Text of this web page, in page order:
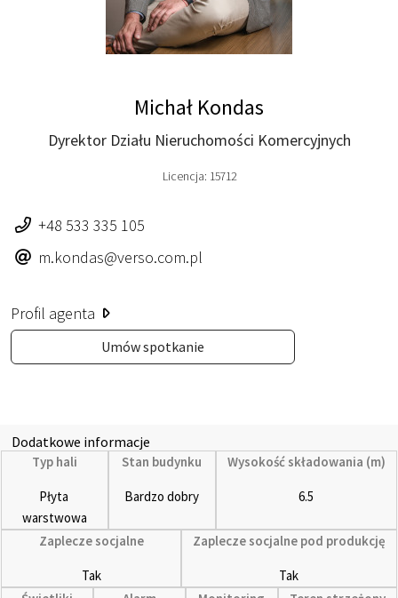
Michał Kondas
Dyrektor Działu Nieruchomości Komercyjnych
Licencja: 15712
+48 533 335 105
m.kondas@verso.com.pl
Profil agenta
Umów spotkanie
Dodatkowe informacje
Typ hali
Płyta
warstwowa
Stan budynku
Bardzo dobry
Wysokość składowania (m)
6.5
Zaplecze socjalne
Tak
Zaplecze socjalne pod produkcję
Tak